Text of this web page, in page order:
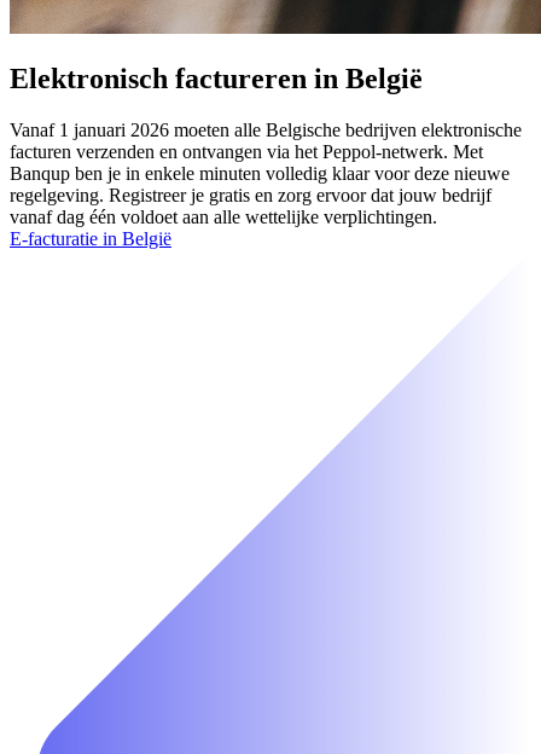
Elektronisch factureren in België
Vanaf 1 januari 2026 moeten alle Belgische bedrijven elektronische
facturen verzenden en ontvangen via het Peppol-netwerk. Met
Banqup ben je in enkele minuten volledig klaar voor deze nieuwe
regelgeving. Registreer je gratis en zorg ervoor dat jouw bedrijf
vanaf dag één voldoet aan alle wettelijke verplichtingen.
E-facturatie in België